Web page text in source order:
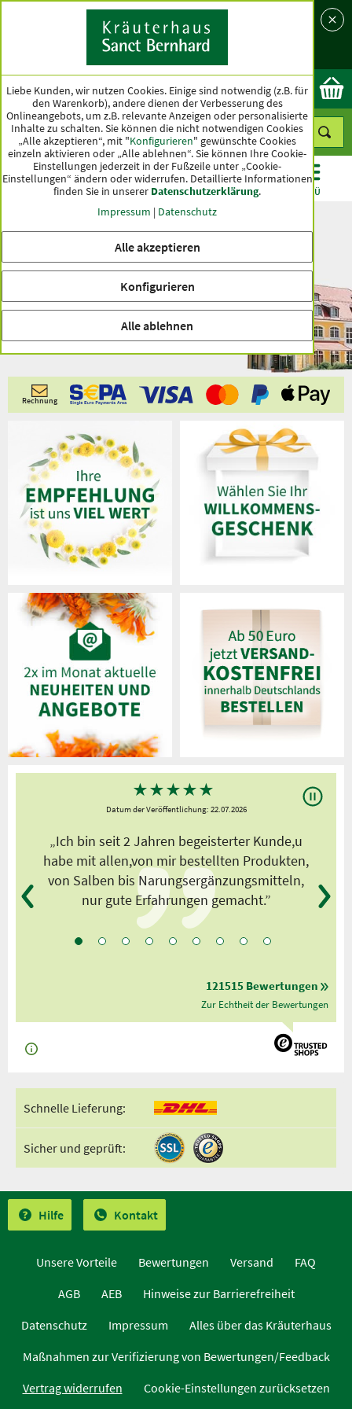
Land
Ok
KATEGORIEN ANGEBOTE TOPSELLER MENÜ
Es wurden keine Einträge gefunden
Rechnung
★★★★★
Datum der Veröffentlichung: 22.07.2026
„Ich bin seit 2 Jahren begeisterter Kunde,u
habe mit allen,von mir bestellten Produkten,
von Salben bis Narungsergänzungsmitteln,
nur gute Erfahrungen gemacht.”
121515 Bewertungen
Zur Echtheit der Bewertungen
Schnelle Lieferung:
Sicher und geprüft:
Hilfe Kontakt
Unsere Vorteile Bewertungen Versand
FAQ
AGB
AEB
Hinweise zur Barrierefreiheit
Datenschutz
Impressum
Alles über das Kräuterhaus
Maßnahmen zur Verifizierung von Bewertungen/Feedback
Vertrag widerrufen
Cookie-Einstellungen zurücksetzen
Liebe Kunden, wir nutzen Cookies. Einige sind notwendig (z.B. für
den Warenkorb), andere dienen der Verbesserung des
Onlineangebots, um z.B. relevante Anzeigen oder personalisierte
Inhalte zu schalten. Sie können die nicht notwendigen Cookies
„Alle akzeptieren“, mit "Konfigurieren" gewünschte Cookies
einzeln aktivieren oder „Alle ablehnen“. Sie können Ihre Cookie-
Einstellungen jederzeit in der Fußzeile unter „Cookie-
Einstellungen“ ändern oder widerrufen. Detaillierte Informationen
finden Sie in unserer Datenschutzerklärung.
Impressum | Datenschutz
Alle akzeptieren
Konfigurieren
Alle ablehnen